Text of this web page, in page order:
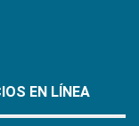
EN LÍNEA